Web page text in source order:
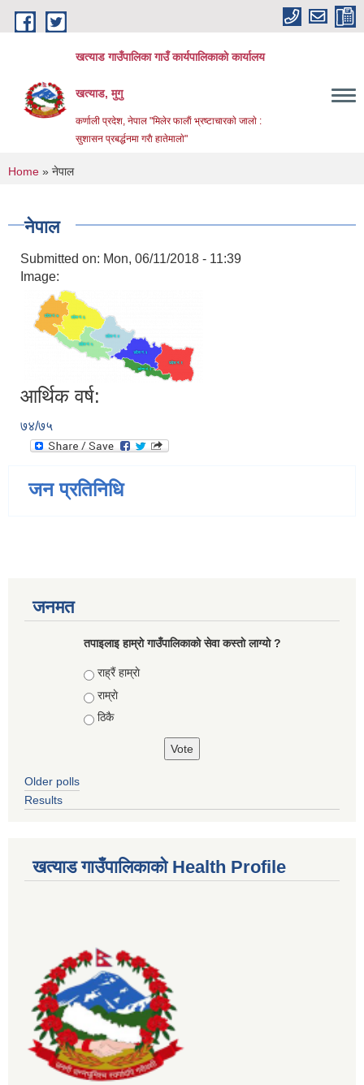
Skip to main content
खत्याड गाउँपालिका गाउँ कार्यपालिकाकाे कार्यालय
खत्याड, मुगु
कर्णाली प्रदेश, नेपाल "मिलेर फालाैं भ्रष्टाचारकाे जालाे :
सुशासन प्रबर्द्धनमा गराै‌ हातेमालाे"
You are here
Home » नेपाल
नेपाल
Submitted on: Mon, 06/11/2018 - 11:39
Image:
आर्थिक वर्ष:
७४/७५
जन प्रतिनिधि
जनमत
तपाइलाइ हाम्राे गाउँपालिकाकाे सेवा कस्ताे लाग्याे ?
Choices
राह्रैं हाम्राे
राम्राे
ठिकै
Older polls
Results
खत्याड गाउँपालिकाकाे Health Profile